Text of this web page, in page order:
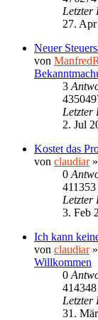
Letzter
27.
Neuer
von
3
Letzter
2. Jul
Kostet das
von claudiar»
0
411353
Letzter
3. Feb
Ich kann
von claudiar»
Willkommen
0
414348
Letzter
31.